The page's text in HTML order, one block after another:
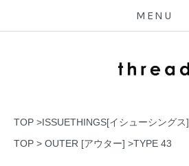
MENU
TOP >ISSUETHINGS[イシューシングス]
TOP > OUTER [アウター] >TYPE 43